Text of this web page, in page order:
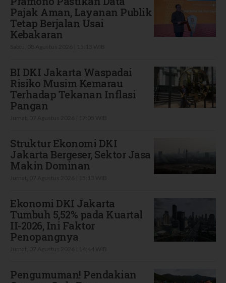
Pajak Aman, Layanan Publik
Tetap Berjalan Usai
Kebakaran
BI DKI Jakarta Waspadai
Risiko Musim Kemarau
Terhadap Tekanan Inflasi
Pangan
Struktur Ekonomi DKI
Jakarta Bergeser, Sektor Jasa
Makin Dominan
Ekonomi DKI Jakarta
Tumbuh 5,52% pada Kuartal
II-2026, Ini Faktor
Penopangnya
Pengumuman! Pendakian